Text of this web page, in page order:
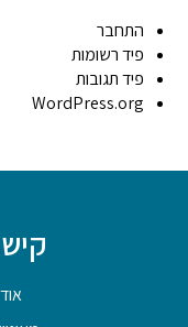
התחבר
פיד רשומות
פיד תגובות
WordPress.org